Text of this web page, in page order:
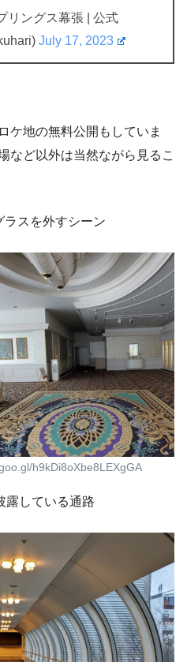
リングス幕張 | 公式
July 17, 2023
ケ地の無料公開もしていま
など以外は当然ながら見るこ
ラスを外すシーン
h9kDi8oXbe8LEXgGA
露している通路